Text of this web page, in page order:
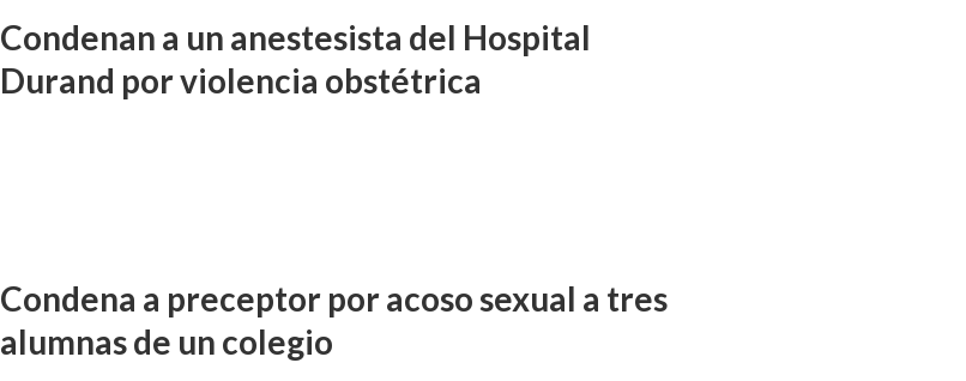
Condenan a un anestesista del Hospital
Durand por violencia obstétrica
Condena a preceptor por acoso sexual a tres
alumnas de un colegio